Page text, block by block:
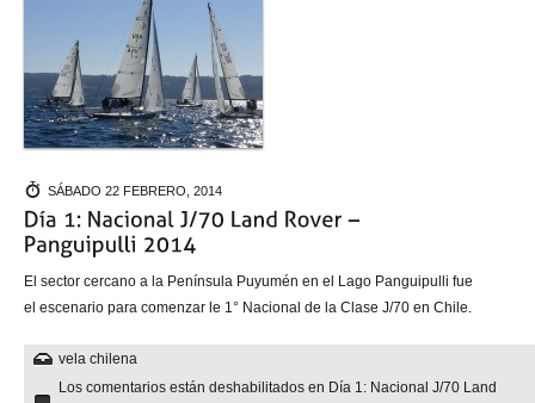
SÁBADO 22 FEBRERO, 2014
El sector cercano a la Península Puyumén en el Lago Panguipulli fue
el escenario para comenzar le 1° Nacional de la Clase J/70 en Chile.
vela chilena
Los comentarios están deshabilitados en Día 1: Nacional J/70 Land